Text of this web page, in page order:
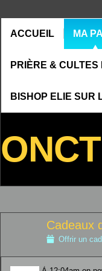
ACCUEIL MA
PRIÈRE & CULTES
BISHOP ELIE SUR
Cadeaux
Offrir un